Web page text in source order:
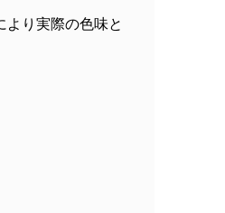
り実際の色味と